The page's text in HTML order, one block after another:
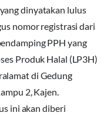
dinyatakan lulus
nomor registrasi dari
PPH yang
Produk Halal (LP3H)
di Gedung
2, Kajen.
ini akan diberi